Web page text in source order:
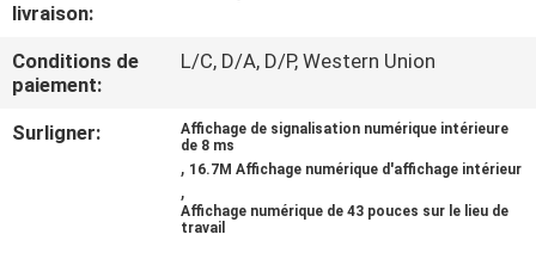
DE
LA
QUALITÉ
CONTACTER
livraison:
Conditions de
paiement:
L/C, D/A, D/P, Western Union
Surligner:
Affichage de signalisation numérique intérieure
de 8 ms
, 16.7M Affichage numérique d'affichage intérieur
,
Affichage numérique de 43 pouces sur le lieu de
travail